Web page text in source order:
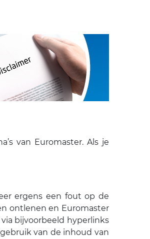
van Euromaster. Als je
ergens een fout op de
ontlenen en Euromaster
bijvoorbeeld hyperlinks
van de inhoud van